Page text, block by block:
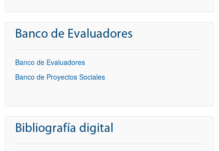
Banco de Evaluadores
Banco de Evaluadores
Banco de Proyectos Sociales
Bibliografía digital